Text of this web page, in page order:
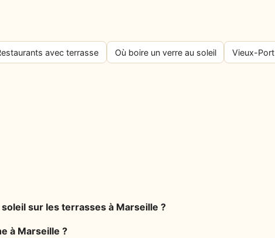
avec terrasse Où boire un verre au soleil Vieux-Port
sur les terrasses à Marseille ?
à Marseille ?